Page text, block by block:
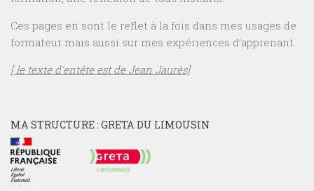
Ces pages en sont le reflet à la fois dans mes usages de
formateur mais aussi sur mes expériences d’apprenant.
[ le texte d’entête est de Jean Jaurès]
MA STRUCTURE : GRETA DU LIMOUSIN